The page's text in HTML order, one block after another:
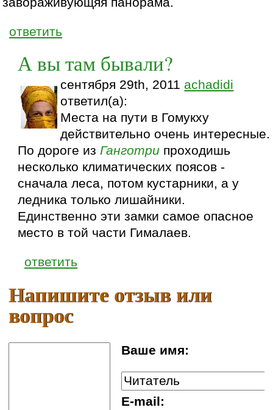
ответить
А вы там бывали?
сентября 29th, 2011 achadidi
ответил(а):
Места на пути в Гомукху
действительно очень интересные.
По дороге изГанготри проходишь
несколько климатических поясов -
сначала леса, потом кустарники, а у
ледника только лишайники.
Единственно эти замки самое опасное
место в той части Гималаев.
ответить
Напишите отзыв или
вопрос
Ваше имя:
E-mail: